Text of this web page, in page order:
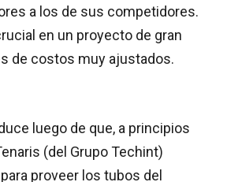
a los de sus competidores.
en un proyecto de gran
de costos muy ajustados.
luego de que, a principios
(del Grupo Techint)
proveer los tubos del